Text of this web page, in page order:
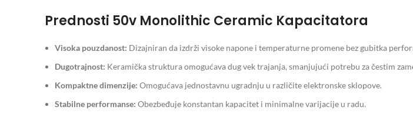
Prednosti 50v Monolithic Ceramic Kapacitatora
Visoka pouzdanost: Dizajniran da izdrži visoke napone i temperaturne promene bez gubitka
Dugotrajnost: Keramička struktura omogućava dug vek trajanja, smanjujući potrebu za čestim
Kompaktne dimenzije: Omogućava jednostavnu ugradnju u različite elektronske sklopove.
Stabilne performanse: Obezbeđuje konstantan kapacitet i minimalne varijacije u radu.